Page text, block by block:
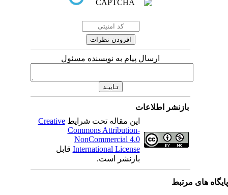
ارسال پیام به نویسنده مسئول
بازنشر اطلاعات
این مقاله تحت شرایطCreative
Commons Attribution-
NonCommercial 4.0
International Licenseقابل
بازنشر است.
های مرتبط